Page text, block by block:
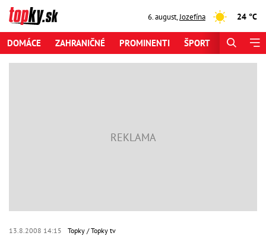
6. august,Jozefína 24 °C
DOMÁCE ZAHRANIČNÉ PROMINENTI ŠPORT
13.8.2008 14:15 Topky Topky tv